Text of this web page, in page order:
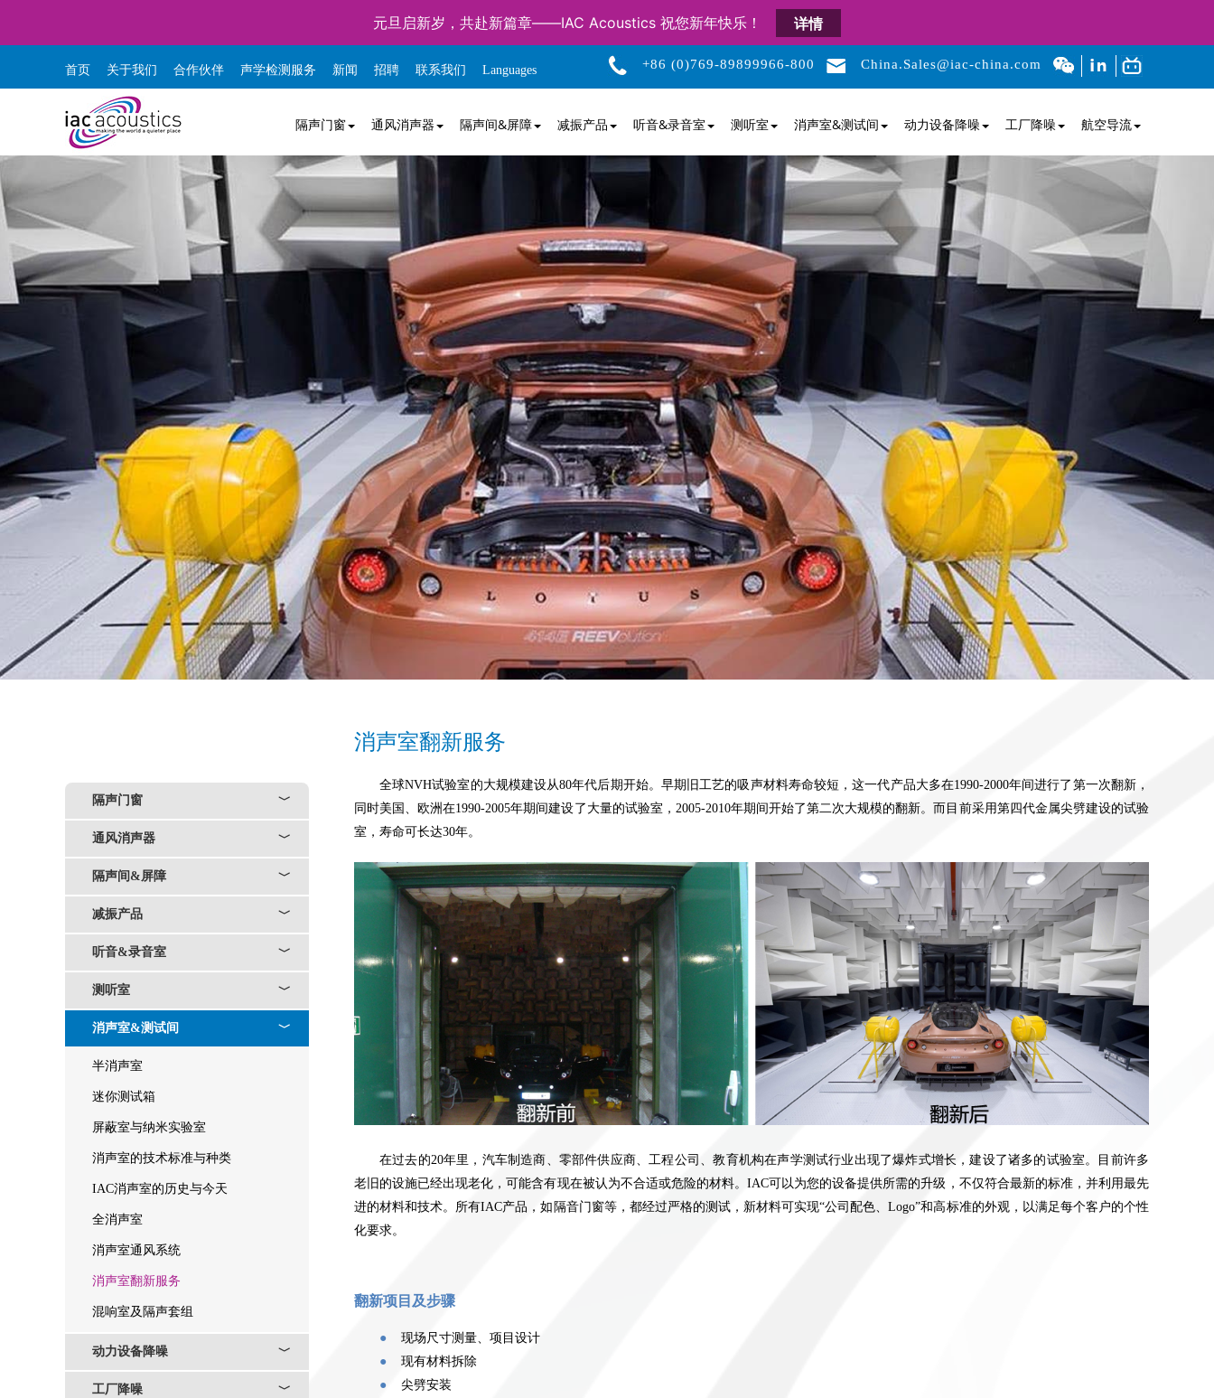
元旦启新岁，共赴新篇章——IAC Acoustics 祝您新年快乐！ 详情
首页 关于我们 合作伙伴 声学检测服务 新闻 招聘 联系我们 Languages +86 (0)769-89899966-800 China.Sales@iac-china.com
隔声门窗 通风消声器 隔声间&屏障 减振产品 听音&录音室 测听室 消声室&测试间 动力设备降噪 工厂降噪 航空导流
﹀
隔声门窗
﹀
通风消声器
﹀
隔声间&屏障
﹀
减振产品
﹀
听音&录音室
﹀
测听室
﹀
消声室&测试间
半消声室
迷你测试箱
屏蔽室与纳米实验室
消声室的技术标准与种类
IAC消声室的历史与今天
全消声室
消声室通风系统
消声室翻新服务
混响室及隔声套组
﹀
动力设备降噪
﹀
工厂降噪
消声室翻新服务
全球NVH试验室的大规模建设从80年代后期开始。早期旧工艺的吸声材料寿命较短，这一代产品大多在1990-2000年间进行了第一次翻新，
同时美国、欧洲在1990-2005年期间建设了大量的试验室， 2005-2010年期间开始了第二次大规模的翻新。而目前采用第四代金属尖劈建设的试验
室，寿命可长达30年。
在过去的20年里，汽车制造商、零部件供应商、工程公司、教育机构在声学测试行业出现了爆炸式增长，建设了诸多的试验室。目前许多
老旧的设施已经出现老化，可能含有现在被认为不合适或危险的材料。IAC可以为您的设备提供所需的升级，不仅符合最新的标准，并利用最先
进的材料和技术。所有IAC产品，如隔音门窗等，都经过严格的测试，新材料可实现“公司配色、Logo”和高标准的外观，以满足每个客户的个性
化要求。
翻新项目及步骤
●
现场尺寸测量、项目设计
●
现有材料拆除
●
尖劈安装